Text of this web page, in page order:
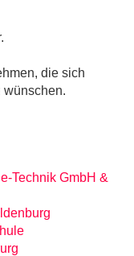
die sich
Technik GmbH &